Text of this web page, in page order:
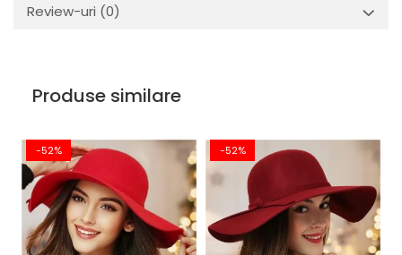
Review-uri (0)
Produse similare
-52% -52%